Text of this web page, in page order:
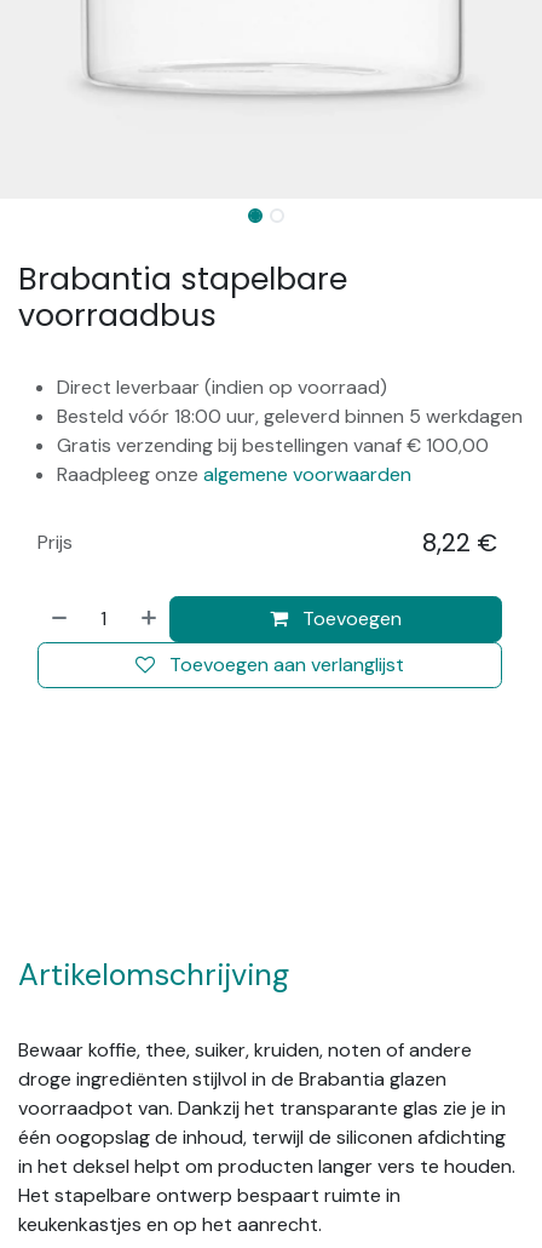
Brabantia stapelbare
voorraadbus
Direct leverbaar (indien op voorraad)
Besteld vóór 18:00 uur, geleverd binnen 5 werkdagen
Gratis verzending bij bestellingen vanaf € 100,00
Raadpleeg onze algemene voorwaarden
Toevoegen
Toevoegen aan verlanglijst
Prijs 8,22 €
Artikelomschrijving
Bewaar koffie, thee, suiker, kruiden, noten of andere
droge ingrediënten stijlvol in de Brabantia glazen
voorraadpot van. Dankzij het transparante glas zie je in
één oogopslag de inhoud, terwijl de siliconen afdichting
in het deksel helpt om producten langer vers te houden.
Het stapelbare ontwerp bespaart ruimte in
keukenkastjes en op het aanrecht.